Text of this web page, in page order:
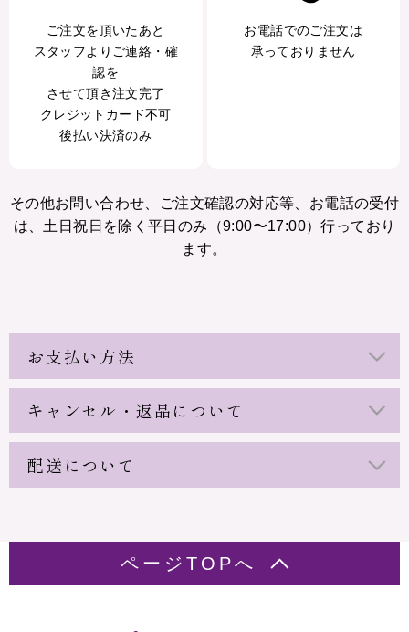
ご注文を頂いたあと
スタッフよりご連絡・確
認を
させて頂き注文完了
クレジットカード不可
後払い決済のみ
お電話でのご注文は
承っておりません
その他お問い合わせ、ご注文確認の対応等、お電話の受付
は、土日祝日を除く平日のみ（9:00〜17:00）行っており
ます。
お支払い方法
キャンセル・返品について
配送について
ページTOPへ